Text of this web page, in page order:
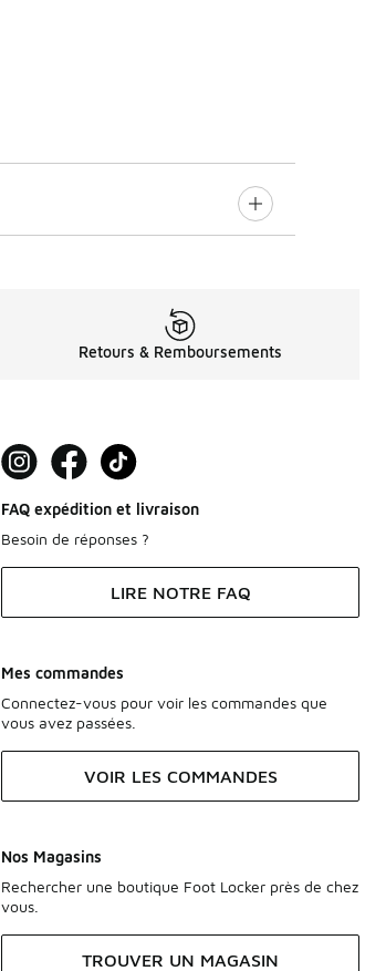
Retours & Remboursements
FAQ expédition et livraison
Besoin de réponses ?
LIRE NOTRE FAQ
Mes commandes
Connectez-vous pour voir les commandes que
vous avez passées.
VOIR LES COMMANDES
Nos Magasins
Rechercher une boutique Foot Locker près de chez
vous.
TROUVER UN MAGASIN